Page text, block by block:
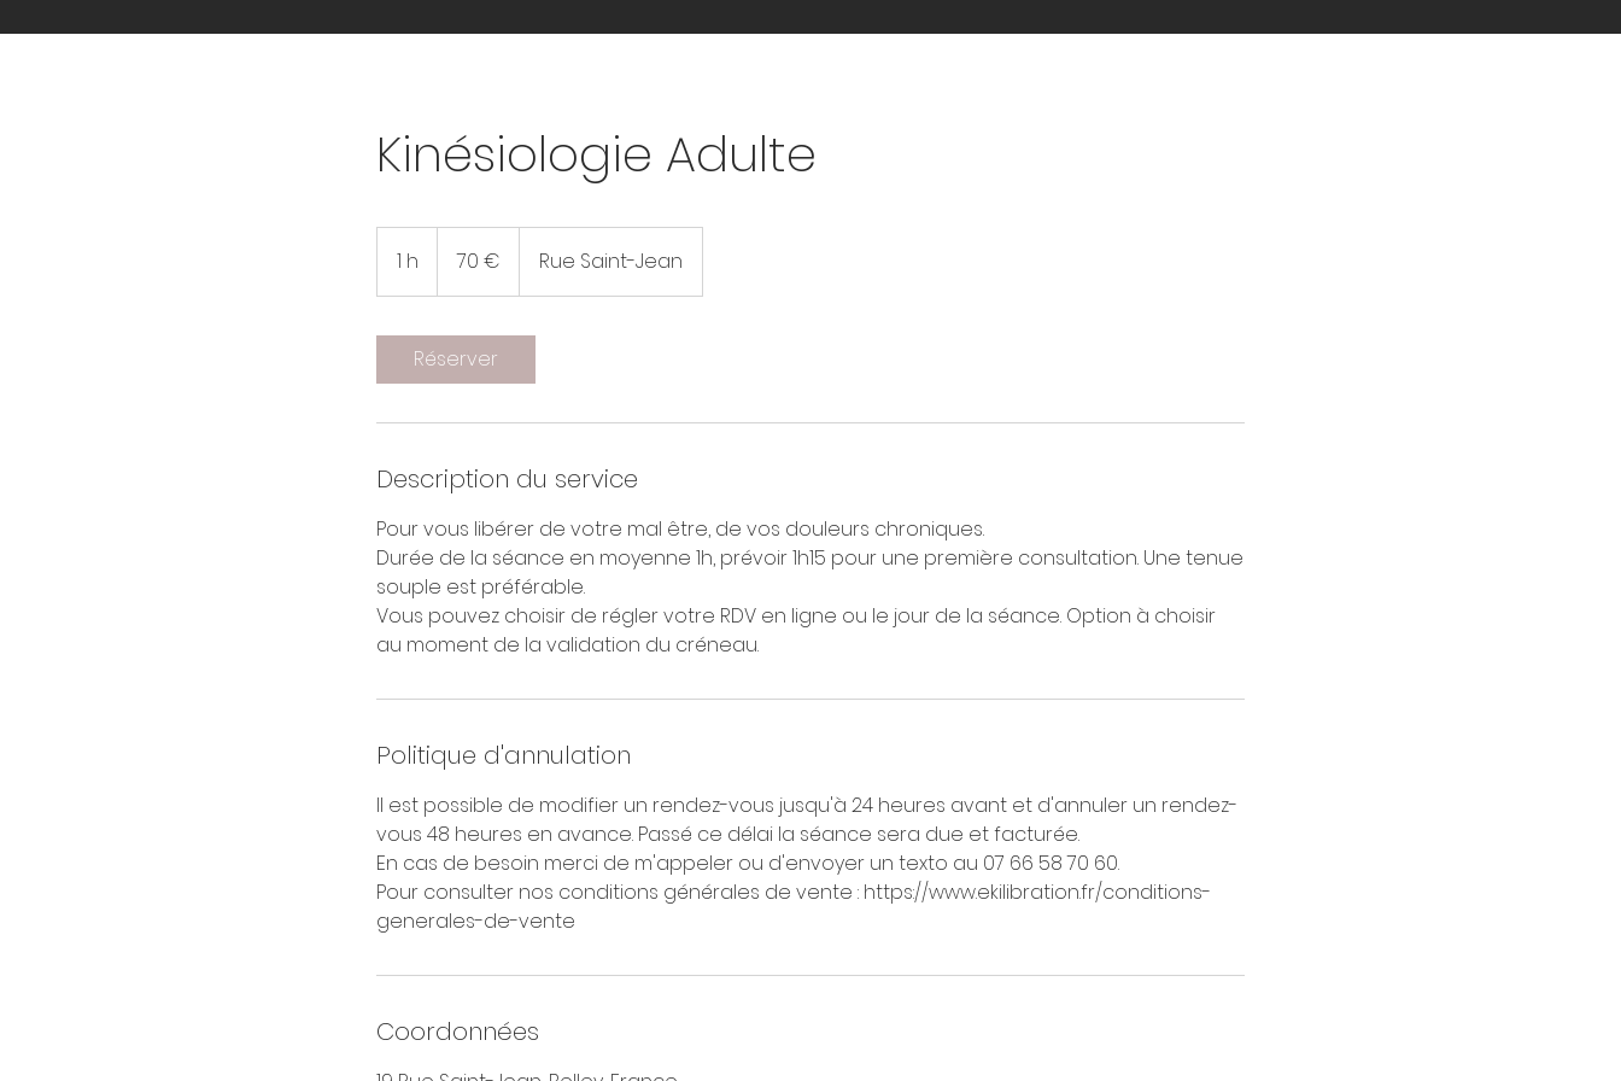
Kinésiologie Adulte
1 h 70 € Rue Saint-Jean
Réserver
Description du service
Pour vous libérer de votre mal être, de vos douleurs chroniques.
Durée de la séance en moyenne 1h, prévoir 1h15 pour une première consultation. Une tenue
souple est préférable.
Vous pouvez choisir de régler votre RDV en ligne ou le jour de la séance. Option à choisir
au moment de la validation du créneau.
Politique d'annulation
Il est possible de modifier un rendez-vous jusqu'à 24 heures avant et d'annuler un rendez-
vous 48 heures en avance. Passé ce délai la séance sera due et facturée.
En cas de besoin merci de m'appeler ou d'envoyer un texto au 07 66 58 70 60.
Pour consulter nos conditions générales de vente : https://www.ekilibration.fr/conditions-
generales-de-vente
Coordonnées